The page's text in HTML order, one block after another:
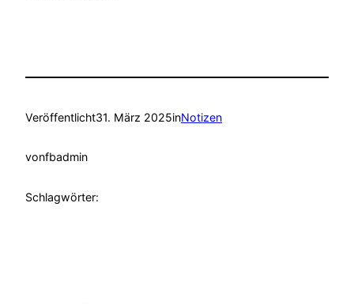
Veröffentlicht31. März 2025inNotizen
vonfbadmin
Schlagwörter: